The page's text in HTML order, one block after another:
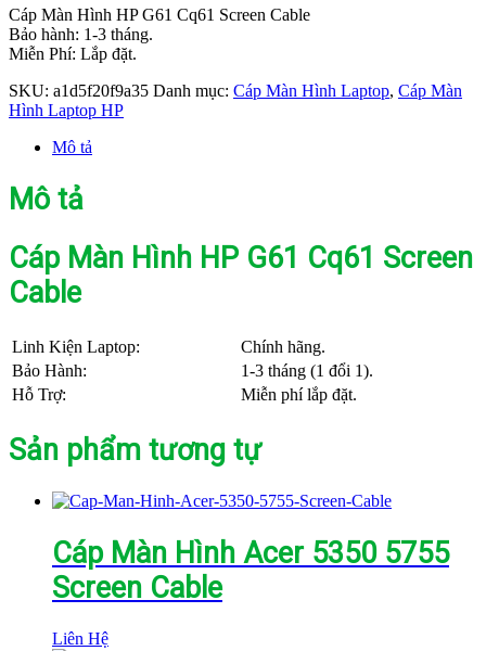
Cáp Màn Hình HP G61 Cq61 Screen Cable
Bảo hành: 1-3 tháng.
Miễn Phí: Lắp đặt.
SKU: a1d5f20f9a35 Danh mục: Cáp Màn Hình Laptop, Cáp Màn
Hình Laptop HP
Mô tả
Mô tả
Cáp Màn Hình HP G61 Cq61 Screen
Cable
Linh Kiện Laptop:
Chính hãng.
Bảo Hành:
1-3 tháng (1 đổi 1).
Hỗ Trợ:
Miễn phí lắp đặt.
Sản phẩm tương tự
Cáp Màn Hình Acer 5350 5755
Screen Cable
Liên Hệ